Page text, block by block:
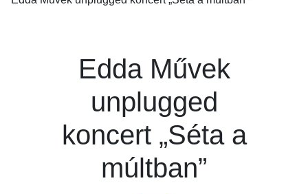
Edda Művek
unplugged
koncert „Séta a
múltban”